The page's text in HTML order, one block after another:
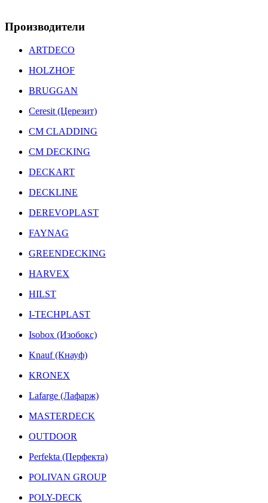
Производители
ARTDECO
HOLZHOF
BRUGGAN
Ceresit (Церезит)
CM CLADDING
CM DECKING
DECKART
DECKLINE
DEREVOPLAST
FAYNAG
GREENDECKING
HARVEX
HILST
I-TECHPLAST
Isobox (Изобокс)
Knauf (Кнауф)
KRONEX
Lafarge (Лафарж)
MASTERDECK
OUTDOOR
Perfekta (Перфекта)
POLIVAN GROUP
POLY-DECK